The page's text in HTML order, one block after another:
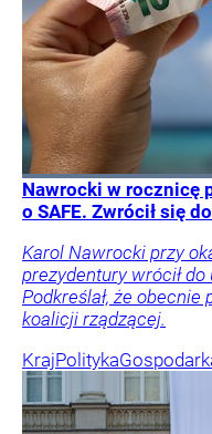
Nawrocki w rocznicę
o SAFE. Zwrócił się
Karol Nawrocki przy
prezydentury wrócił do
Podkreślał, że
koalicji rządzącej.
KrajPolityka